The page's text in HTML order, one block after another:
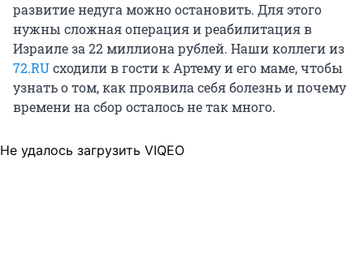
развитие недуга можно остановить. Для этого
нужны сложная операция и реабилитация в
Израиле за 22 миллиона рублей. Наши коллеги из
72.RUсходили в гости к Артему и его маме, чтобы
узнать о том, как проявила себя болезнь и почему
времени на сбор осталось не так много.
Не удалось загрузить VIQEO